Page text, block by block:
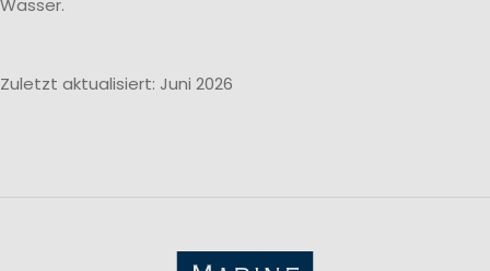
Zuletzt aktualisiert: Juni 2026